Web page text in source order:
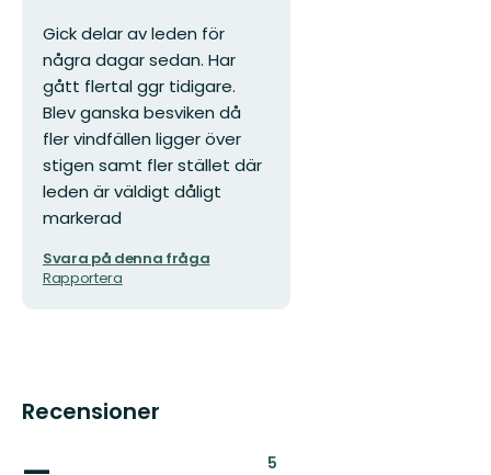
Gick delar av leden för
några dagar sedan. Har
gått flertal ggr tidigare.
Blev ganska besviken då
fler vindfällen ligger över
stigen samt fler stället där
leden är väldigt dåligt
markerad
Svara på denna fråga
Rapportera
Recensioner
5: